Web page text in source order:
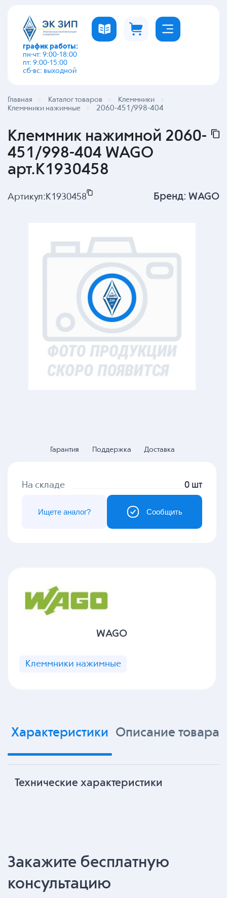
график работы:
пн-чт: 9:00-18:00
пт: 9:00-15:00
сб-вс: выходной
Главная Каталог товаров
Клеммники
Клеммники нажимные
2060-451/998-404
Клеммник нажимной 2060-
451/998-404 WAGO
арт.K1930458
Артикул: K1930458 Бренд: WAGO
Гарантия Поддержка Доставка
На складе 0 шт
Сообщить
Ищете аналог?
WAGO
Клеммники нажимные
Характеристики Описание товара
Технические характеристики
Закажите бесплатную
консультацию